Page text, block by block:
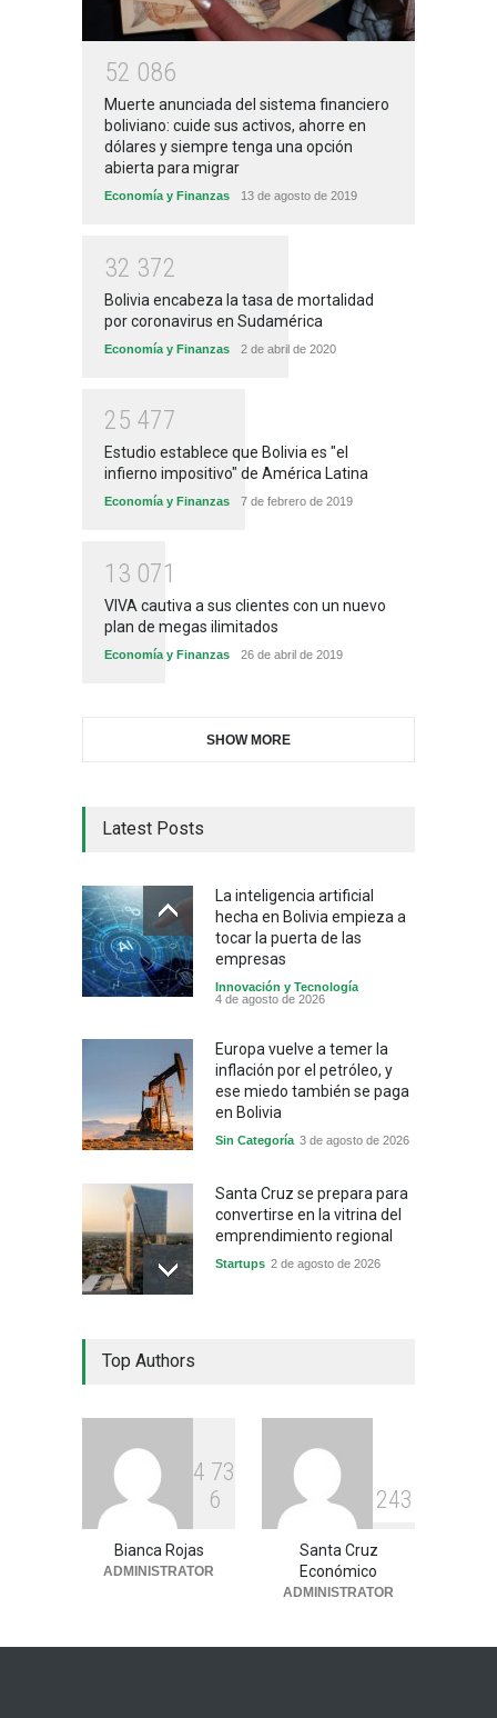
52 086
Muerte anunciada del sistema financiero
boliviano: cuide sus activos, ahorre en
dólares y siempre tenga una opción
abierta para migrar
Economía y Finanzas 13 de agosto de 2019
32 372
Bolivia encabeza la tasa de mortalidad
por coronavirus en Sudamérica
Economía y Finanzas 2 de abril de 2020
25 477
Estudio establece que Bolivia es "el
infierno impositivo" de América Latina
Economía y Finanzas 7 de febrero de 2019
1 3 071
VIVA cautiva a sus clientes con un nuevo
plan de megas ilimitados
Economía y Finanzas 26 de abril de 2019
SHOW MORE
Latest Posts
La inteligencia artificial
hecha en Bolivia empieza a
tocar la puerta de las
empresas
Innovación y Tecnología
4 de agosto de 2026
Europa vuelve a temer la
inflación por el petróleo, y
ese miedo también se paga
en Bolivia
Sin Categoría 3 de agosto de 2026
Santa Cruz se prepara para
convertirse en la vitrina del
emprendimiento regional
Startups 2 de agosto de 2026
Top Authors
4 73
6
Bianca Rojas
ADMINISTRATOR
243
Santa Cruz
Económico
ADMINISTRATOR